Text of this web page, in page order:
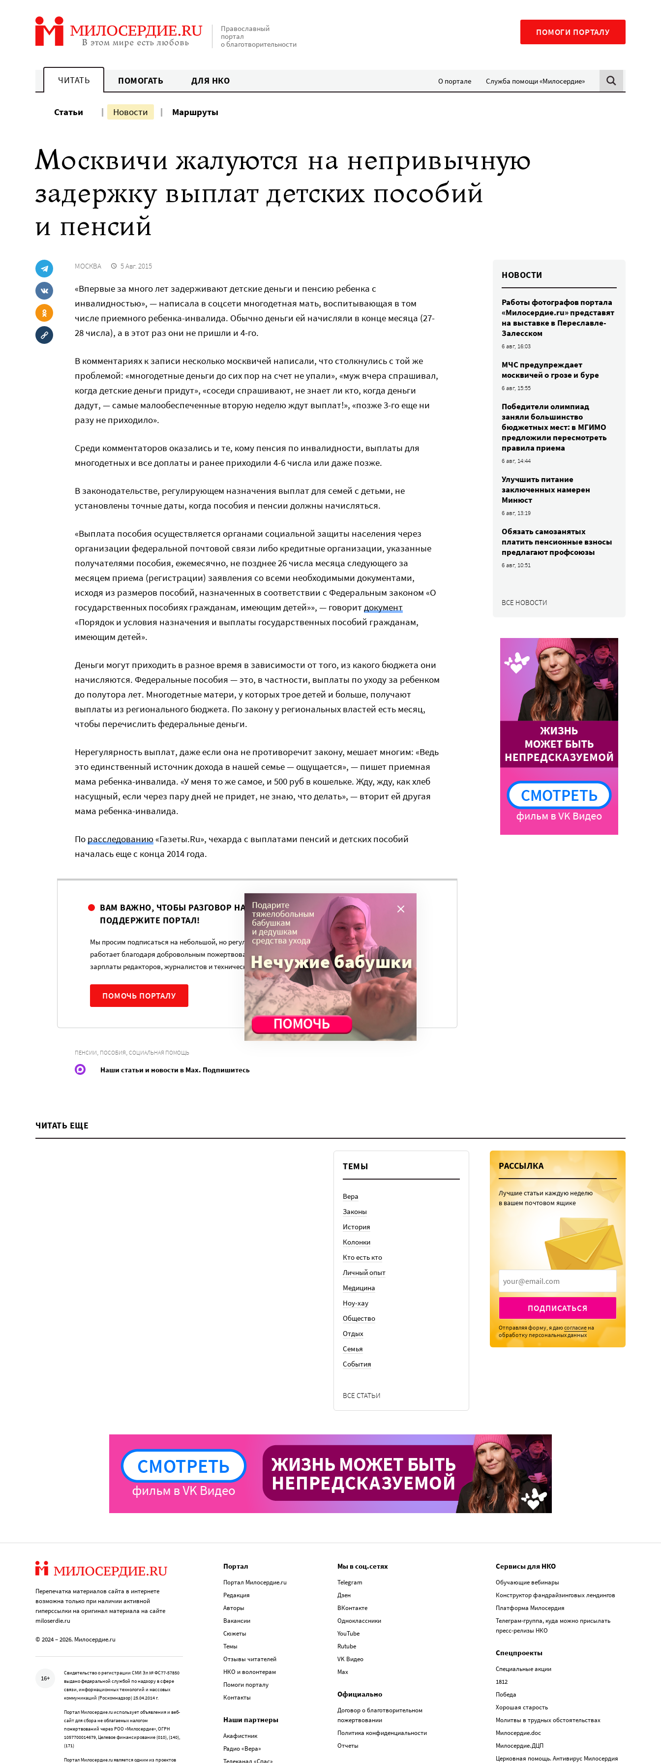
Православный
портал
о благотворительности
ПОМОГИ ПОРТАЛУ
ЧИТАТЬ ПОМОГАТЬ ДЛЯ НКО О портале Служба помощи «Милосердие»
Статьи Новости Маршруты
Москвичи жалуются на непривычную
задержку выплат детских пособий
и пенсий
МОСКВА 5 Авг. 2015
«Впервые за много лет задерживают детские деньги и пенсию ребенка с
инвалидностью», — написала в соцсети многодетная мать, воспитывающая в том
числе приемного ребенка-инвалида. Обычно деньги ей начисляли в конце месяца (27-
28 числа), а в этот раз они не пришли и 4-го.
В комментариях к записи несколько москвичей написали, что столкнулись с той же
проблемой: «многодетные деньги до сих пор на счет не упали», «муж вчера спрашивал,
когда детские деньги придут», «соседи спрашивают, не знает ли кто, когда деньги
дадут, — самые малообеспеченные вторую неделю ждут выплат!», «позже 3-го еще ни
разу не приходило».
Среди комментаторов оказались и те, кому пенсия по инвалидности, выплаты для
многодетных и все доплаты и ранее приходили 4-6 числа или даже позже.
В законодательстве, регулирующем назначения выплат для семей с детьми, не
установлены точные даты, когда пособия и пенсии должны начисляться.
«Выплата пособия осуществляется органами социальной защиты населения через
организации федеральной почтовой связи либо кредитные организации, указанные
получателями пособия, ежемесячно, не позднее 26 числа месяца следующего за
месяцем приема (регистрации) заявления со всеми необходимыми документами,
исходя из размеров пособий, назначенных в соответствии с Федеральным законом «О
государственных пособиях гражданам, имеющим детей»», — говоритдокумент
«Порядок и условия назначения и выплаты государственных пособий гражданам,
имеющим детей».
Деньги могут приходить в разное время в зависимости от того, из какого бюджета они
начисляются. Федеральные пособия — это, в частности, выплаты по уходу за ребенком
до полутора лет. Многодетные матери, у которых трое детей и больше, получают
выплаты из регионального бюджета. По закону у региональных властей есть месяц,
чтобы перечислить федеральные деньги.
Нерегулярность выплат, даже если она не противоречит закону, мешает многим: «Ведь
это единственный источник дохода в нашей семье — ощущается», — пишет приемная
мама ребенка-инвалида. «У меня то же самое, и 500 руб в кошельке. Жду, жду, как хлеб
насущный, если через пару дней не придет, не знаю, что делать», — вторит ей другая
мама ребенка-инвалида.
Порасследованию«Газеты.Ru», чехарда с выплатами пенсий и детских пособий
началась еще с конца 2014 года.
ВАМ ВАЖНО, ЧТОБЫ РАЗГОВОР НА ЭТУ ТЕМУ ПРОДОЛЖИЛСЯ?
ПОДДЕРЖИТЕ ПОРТАЛ!
Мы просим подписаться на небольшой, но регулярный платеж в пользу нашего сайта. Милосердие.ru
работает благодаря добровольным пожертвованиям наших читателей. На командировки, съемки,
зарплаты редакторов, журналистов и техническую поддержку сайта нужны средства.
ПОМОЧЬ ПОРТАЛУ
ПЕНСИИ, ПОСОБИЯ, СОЦИАЛЬНАЯ ПОМОЩЬ
Наши статьи и новости в Max. Подпишитесь
НОВОСТИ
Работы фотографов портала
«Милосердие.ru» представят
на выставке в Переславле-
Залесском
6 авг, 16:03
МЧС предупреждает
москвичей о грозе и буре
6 авг, 15:55
Победители олимпиад
заняли большинство
бюджетных мест: в МГИМО
предложили пересмотреть
правила приема
6 авг, 14:44
Улучшить питание
заключенных намерен
Минюст
6 авг, 13:19
Обязать самозанятых
платить пенсионные взносы
предлагают профсоюзы
6 авг, 10:51
ВСЕ НОВОСТИ
ЧИТАТЬ ЕЩЕ
ТЕМЫ
Вера
Законы
История
Колонки
Кто есть кто
Личный опыт
Медицина
Ноу-хау
Общество
Отдых
Семья
События
ВСЕ СТАТЬИ
РАССЫЛКА
Лучшие статьи каждую неделю
в вашем почтовом ящике
ПОДПИСАТЬСЯ
Отправляя форму, я даюсогласие на
обработку персональных данных
Перепечатка материалов сайта в интернете
возможна только при наличии активной
гиперссылки на оригинал материала на сайте
miloserdie.ru
© 2024 – 2026. Милосердие.ru
16+
Свидетельство о регистрации СМИ Эл № ФС77-57850
выдано федеральной службой по надзору в сфере
связи, информационных технологий и массовых
коммуникаций (Роскомнадзор) 25.04.2014 г.
Портал Милосердие.ru использует объявления и веб-
сайт для сбора не облагаемых налогом
пожертвований через РОО «Милосердие», ОГРН
1057700014679, Целевое финансирование (010), (140),
(171)
Портал Милосердие.ru является одним из проектов
Портал
Портал Милосердие.ru
Редакция
Авторы
Вакансии
Сюжеты
Темы
Отзывы читателей
НКО и волонтерам
Помоги порталу
Контакты
Наши партнеры
Акафистник
Радио «Вера»
Телеканал «Спас»
Мы в соц.сетях
Telegram
Дзен
ВКонтакте
Одноклассники
YouTube
Rutube
VK Видео
Max
Официально
Договор о благотворительном
пожертвовании
Политика конфиденциальности
Отчеты
Сервисы для НКО
Обучающие вебинары
Конструктор фандрайзинговых лендингов
Платформа Милосердия
Телеграм-группа, куда можно присылать
пресс-релизы НКО
Спецпроекты
Специальные акции
1812
Победа
Хорошая старость
Молитвы в трудных обстоятельствах
Милосердие.doc
Милосердие.ДЦП
Церковная помощь. Антивирус Милосердия